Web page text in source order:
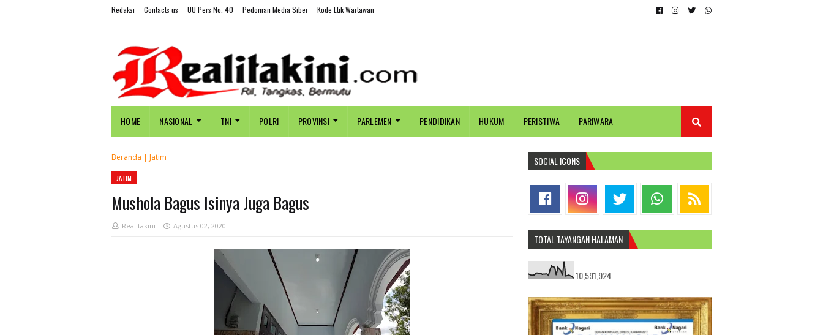
Redaksi Contacts us UU Pers No. 40 Pedoman Media Siber Kode Etik Wartawan
HOME NASIONAL TNI POLRI PROVINSI PARLEMEN PENDIDIKAN HUKUM PERISTIWA PARIWARA
Beranda | Jatim
JATIM
Mushola Bagus Isinya Juga Bagus
Realitakini Agustus 02, 2020
SOCIAL ICONS
TOTAL TAYANGAN HALAMAN
10,591,924